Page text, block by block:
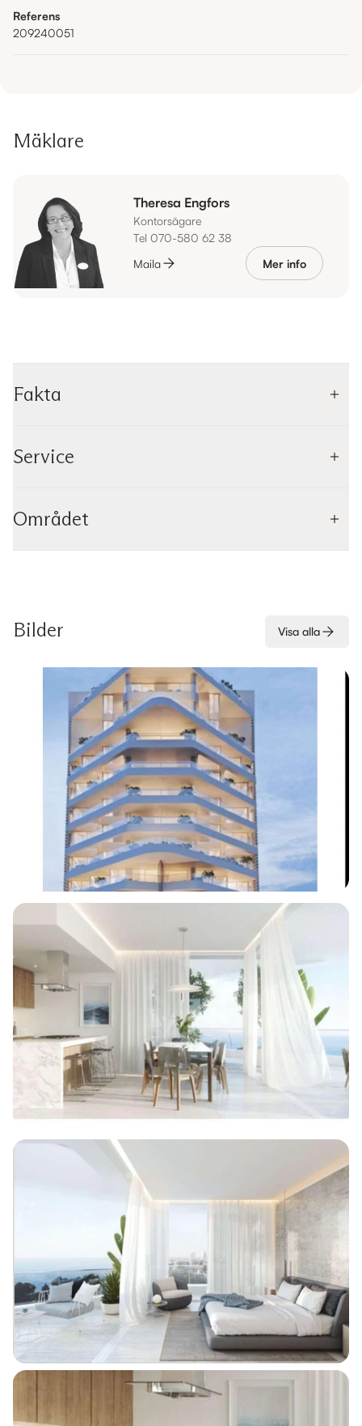
Referens
209240051
Mäklare
Theresa Engfors
Kontorsägare
Tel 070-580 62 38
Maila
Mer info
Fakta
Service
Området
Bilder Visa alla